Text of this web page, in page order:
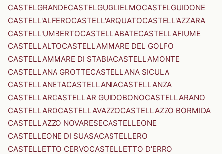
CASTELGRANDECASTELGUGLIELMOCASTELGUIDONE
CASTELL'ALFEROCASTELL'ARQUATOCASTELL'AZZARA
CASTELL'UMBERTOCASTELLABATECASTELLAFIUME
CASTELLALTOCASTELLAMMARE DEL GOLFO
CASTELLAMMARE DI STABIACASTELLAMONTE
CASTELLANA GROTTECASTELLANA SICULA
CASTELLANETACASTELLANIACASTELLANZA
CASTELLARCASTELLAR GUIDOBONOCASTELLARANO
CASTELLAROCASTELLAVAZZOCASTELLAZZO BORMIDA
CASTELLAZZO NOVARESECASTELLEONE
CASTELLEONE DI SUASACASTELLERO
CASTELLETTO CERVOCASTELLETTO D'ERRO